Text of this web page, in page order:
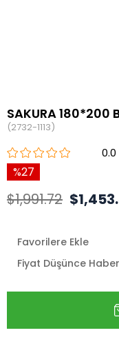
SAKURA 180*200
(2732-1113)
0.0
27
$1,991.72
Favorilere Ekle
Fiyat Düşünce